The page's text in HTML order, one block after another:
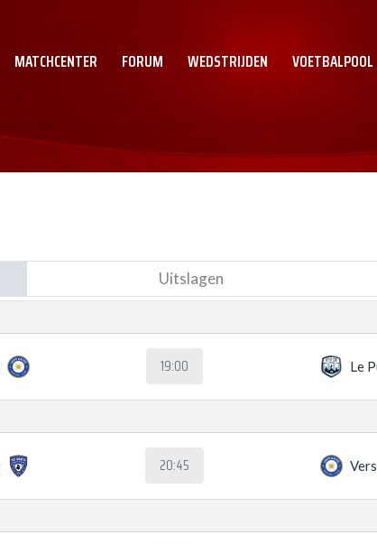
MATCHCENTER FORUM WEDSTRIJDEN VOETBALPOOL
Uitslagen
19:00 Le
20:45